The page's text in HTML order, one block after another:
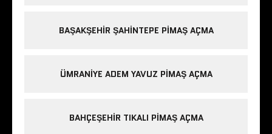
BAŞAKŞEHIR ŞAHINTEPE PIMAŞ AÇMA
ÜMRANIYE ADEM YAVUZ PIMAŞ AÇMA
BAHÇEŞEHIR TIKALI PIMAŞ AÇMA